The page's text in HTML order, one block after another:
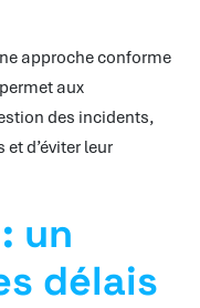
approche conforme
aux
des incidents,
d’éviter leur
un
délais